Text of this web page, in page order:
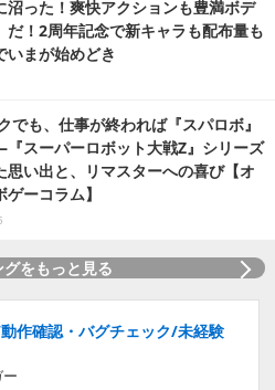
沼った！爽快アクションも豊満ボデ
だ！2周年記念で新キャラも配布量も
いまが始めどき
でも、仕事が終われば『スパロボ』
スーパーロボット大戦Z』シリーズ
思い出と、リマスターへの喜び【オ
ーコラム】
グをもっと見る
作確認・バグチェック/未経験